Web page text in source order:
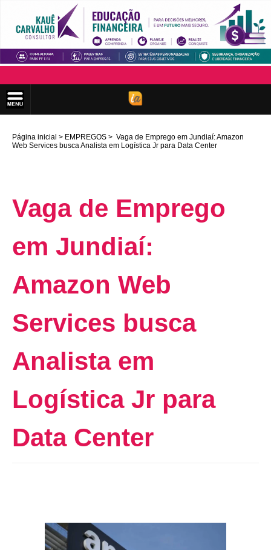
Página inicial EMPREGOS
Vaga de Emprego em Jundiaí: Amazon
Web Services busca Analista em Logística Jr para Data Center
Vaga de Emprego
em Jundiaí:
Amazon Web
Services busca
Analista em
Logística Jr para
Data Center